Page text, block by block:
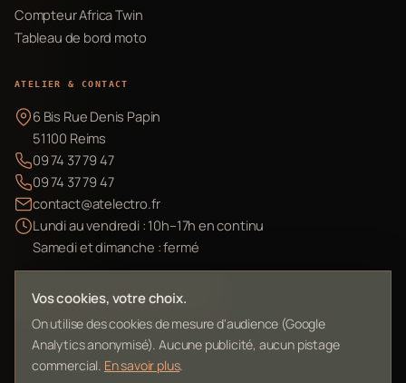
Compteur Africa Twin
Tableau de bord moto
ATELIER & CONTACT
6 Bis Rue Denis Papin
51100 Reims
09 74 37 79 47
09 74 37 79 47
contact@atelectro.fr
Lundi au vendredi : 10h–17h en continu
Samedi et dimanche : fermé
Envoyer mon matériel
Vos cookies, votre choix.
On utilise des cookies de mesure d'audience (Google
Analytics anonymisé). Aucune publicité, aucun pistage
commercial. En savoir plus.